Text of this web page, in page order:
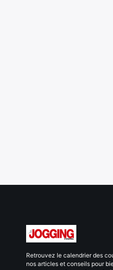
Retrouvez le calendrier des
nos articles et conseils pour